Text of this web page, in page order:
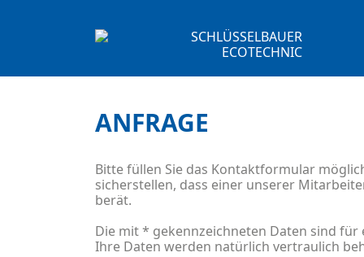
ANFRAGE
Bitte füllen Sie das Kontaktformular
sicherstellen, dass einer unserer
berät.
Die mit * gekennzeichneten Daten sind
Ihre Daten werden natürlich vertraulich